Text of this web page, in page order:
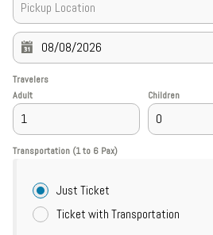
Travelers
Adult
Children
Transportation (1 to 6 Pax)
Just Ticket
Ticket with Transportation